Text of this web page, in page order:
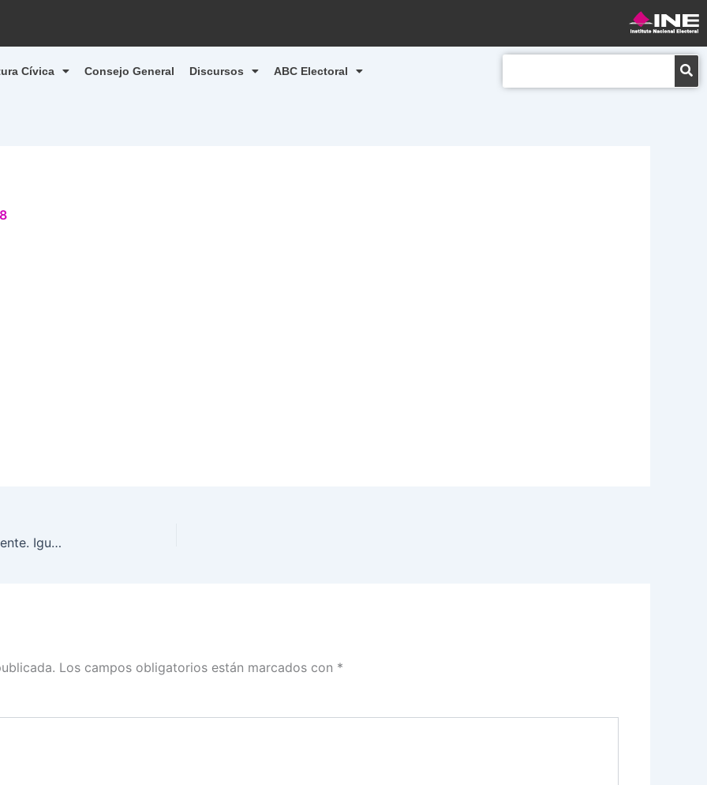
Cívica Consejo General Discursos ABC Electoral
Comunicación sin discriminación. Lenguaje incluyente. Igualdad-es, episodio 7
Los campos obligatorios están marcados con *